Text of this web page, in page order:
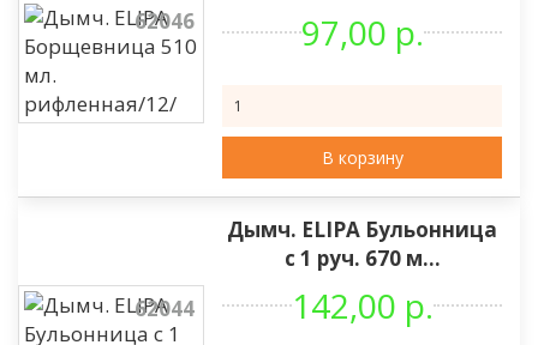
62046 97,00 р.
В корзину
62044
Дымч. ELIPA Бульонница
с 1 руч. 670 м...
142,00 р.